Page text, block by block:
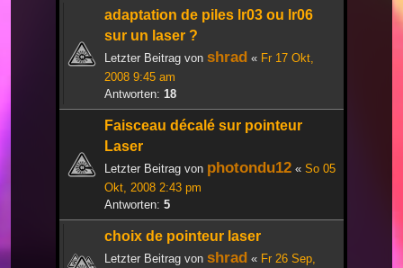
adaptation de piles lr03 ou lr06
sur un laser ?
Letzter Beitrag von shrad « Fr 17 Okt,
2008 9:45 am
Antworten: 18
Faisceau décalé sur pointeur
Laser
Letzter Beitrag von photondu12 « So 05
Okt, 2008 2:43 pm
Antworten: 5
choix de pointeur laser
Letzter Beitrag von shrad « Fr 26 Sep,